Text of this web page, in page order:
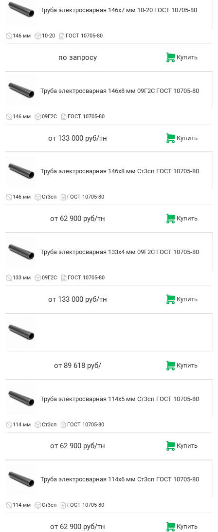
Труба электросварная 146x7 мм 10-20 ГОСТ 10705-80
146 мм 10-20 ГОСТ 10705-80
по запросу Купить
Труба электросварная 146x8 мм 09Г2С ГОСТ 10705-80
146 мм 09Г2С ГОСТ 10705-80
от 133 000 руб/тн Купить
Труба электросварная 146x8 мм Ст3сп ГОСТ 10705-80
146 мм Ст3сп ГОСТ 10705-80
от 62 900 руб/тн Купить
Труба электросварная 133x4 мм 09Г2С ГОСТ 10705-80
133 мм 09Г2С ГОСТ 10705-80
от 133 000 руб/тн Купить
от 89 618 руб/ Купить
Труба электросварная 114x5 мм Ст3сп ГОСТ 10705-80
114 мм Ст3сп ГОСТ 10705-80
от 62 900 руб/тн Купить
Труба электросварная 114x6 мм Ст3сп ГОСТ 10705-80
114 мм Ст3сп ГОСТ 10705-80
от 62 900 руб/тн Купить